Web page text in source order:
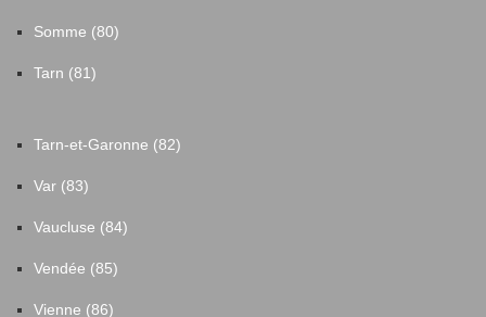
Somme (80)
Tarn (81)
Tarn-et-Garonne (82)
Var (83)
Vaucluse (84)
Vendée (85)
Vienne (86)